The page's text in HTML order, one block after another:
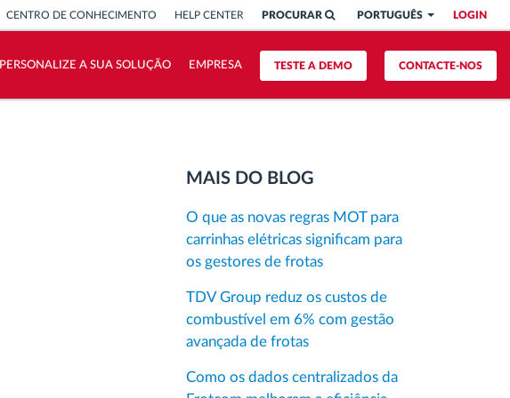
LOGIN
PORTUGUÊS
PROCURAR
CENTRO DE CONHECIMENTO HELP CENTER
CONTACTE-NOS
TESTE A DEMO
PERSONALIZE A SUA SOLUÇÃO EMPRESA
MAIS DO BLOG
O que as novas regras MOT para
carrinhas elétricas significam para
os gestores de frotas
TDV Group reduz os custos de
combustível em 6% com gestão
avançada de frotas
Como os dados centralizados da